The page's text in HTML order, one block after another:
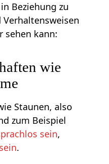
Beziehung zu
sehen kann:
wie
Staunen, also
zum Beispiel
sein,
.